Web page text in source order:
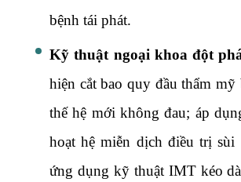
bệnh tái phát.
Kỹ thuật ngoại khoa đột
hiện cắt bao quy đầu thẩm mỹ
thế hệ mới không đau; áp
hoạt hệ miễn dịch điều trị sùi
ứng dụng kỹ thuật IMT kéo